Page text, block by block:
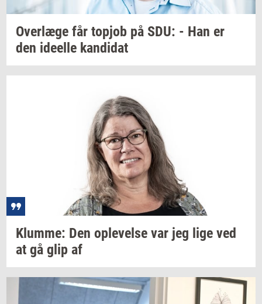
Over­læ­ge får topjob på SDU: - Han er
den ide­el­le kan­di­dat
Klum­me: Den op­le­vel­se var jeg lige ved
at gå glip af